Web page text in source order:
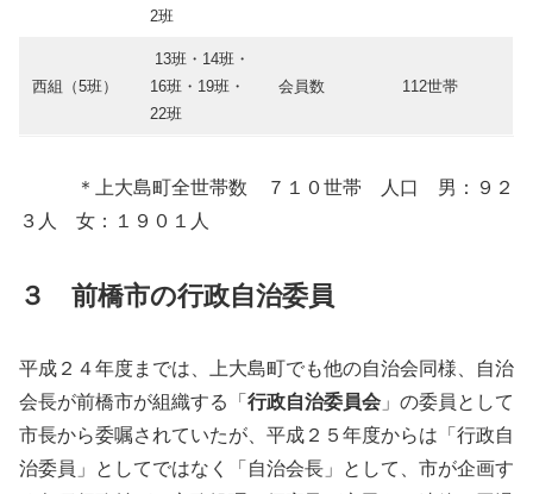
2班
西組（5班）
13班・14班・
16班・19班・
22班
会員数 112世帯
＊上大島町全世帯数 ７１０世帯 人口 男：９２
３人 女：１９０１人
３ 前橋市の行政自治委員
平成２４年度までは、上大島町でも他の自治会同様、自治
会長が前橋市が組織する「 行政自治委員会 」の委員として
市長から委嘱されていたが、平成２５年度からは「行政自
治委員」としてではなく「自治会長」として、市が企画す